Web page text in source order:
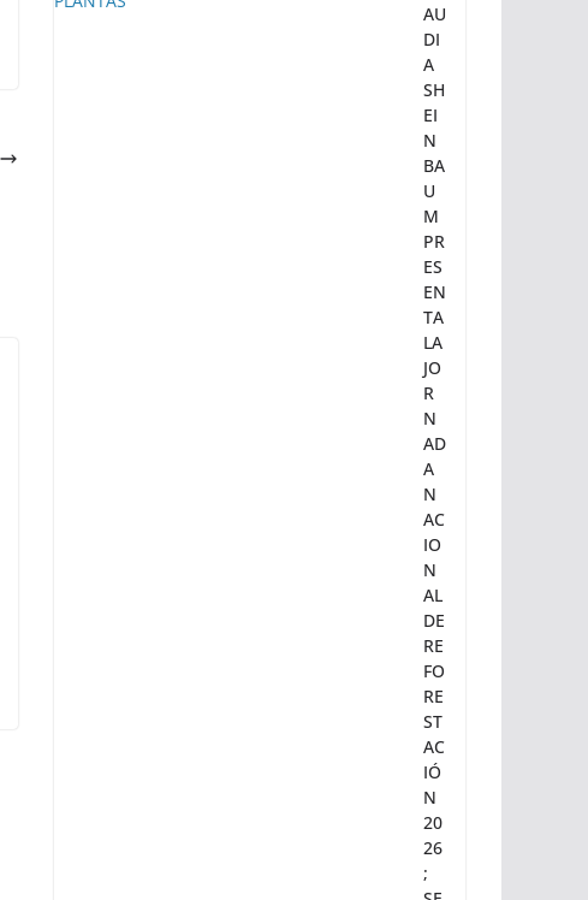
PR
ES
ID
EN
TA
CL
AU
DI
A
SH
EI
N
BA
U
M
PR
ES
EN
TA
LA
JO
R
N
AD
A
N
AC
IO
N
AL
DE
RE
FO
RE
ST